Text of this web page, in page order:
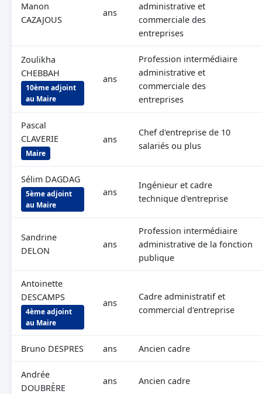
Manon
CAZAJOUS
ans
administrative et
commerciale des
entreprises
Zoulikha
CHEBBAH
10ème adjoint
au Maire
ans
Profession intermédiaire
administrative et
commerciale des
entreprises
Pascal
CLAVERIE
Maire
ans
Chef d'entreprise de 10
salariés ou plus
Sélim DAGDAG
5ème adjoint
au Maire
ans
Ingénieur et cadre
technique d'entreprise
Sandrine
DELON
ans
Profession intermédiaire
administrative de la fonction
publique
Antoinette
DESCAMPS
4ème adjoint
au Maire
ans
Cadre administratif et
commercial d'entreprise
Bruno DESPRES ans Ancien cadre
Andrée
DOUBRÈRE
ans Ancien cadre